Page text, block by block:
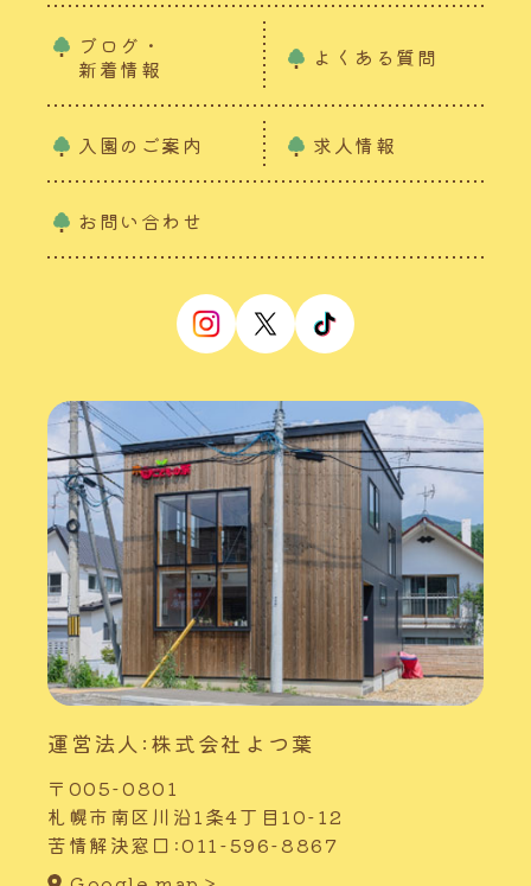
ブログ・
新着情報
よくある質問
入園のご案内 求人情報
お問い合わせ
運営法人:株式会社よつ葉
〒005-0801
札幌市南区川沿1条4丁目10-12
苦情解決窓口:011-596-8867